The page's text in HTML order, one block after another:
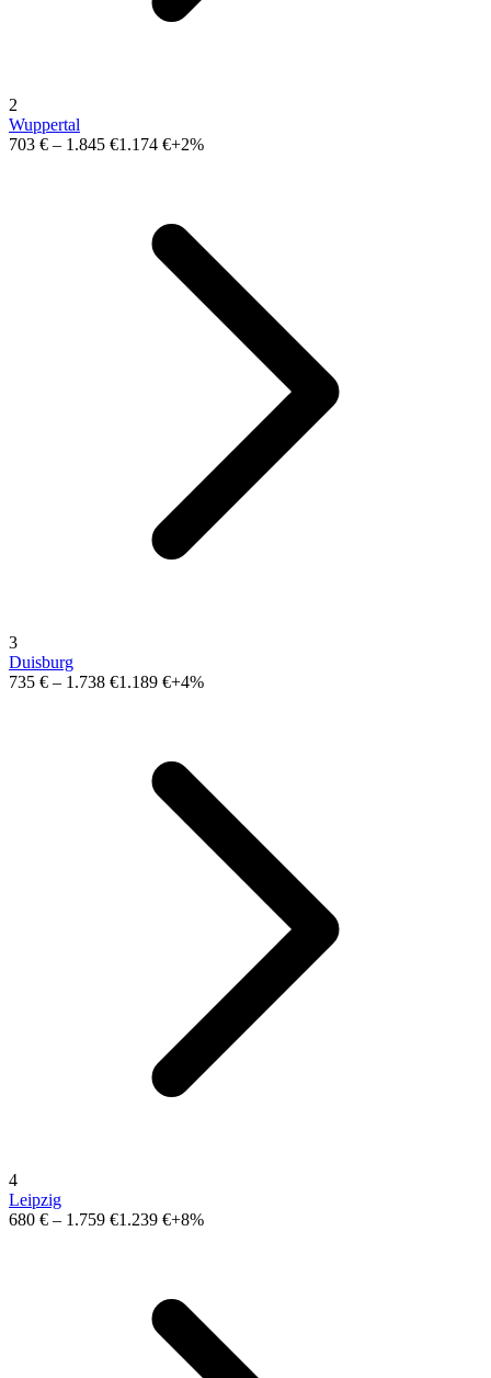
2
Wuppertal
703 € – 1.845 €1.174 €+2%
3
Duisburg
735 € – 1.738 €1.189 €+4%
4
Leipzig
680 € – 1.759 €1.239 €+8%